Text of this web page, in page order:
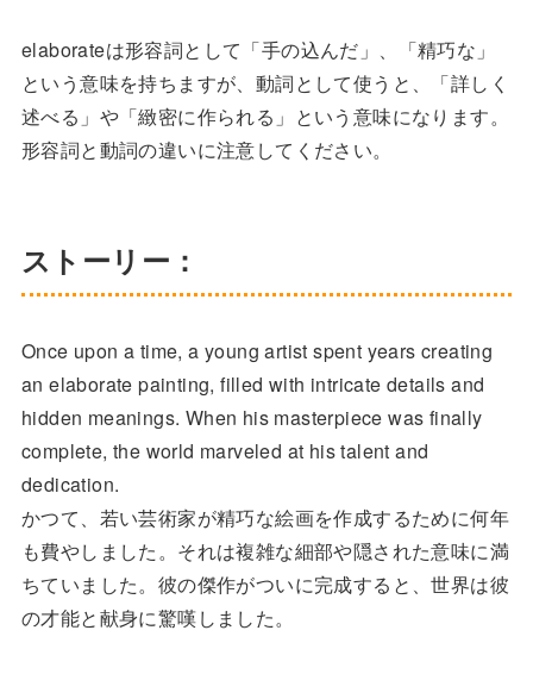
elaborateは形容詞として「手の込んだ」、「精巧な」
という意味を持ちますが、動詞として使うと、「詳しく
述べる」や「緻密に作られる」という意味になります。
形容詞と動詞の違いに注意してください。
ストーリー：
Once upon a time, a young artist spent years creating
an elaborate painting, filled with intricate details and
hidden meanings. When his masterpiece was finally
complete, the world marveled at his talent and
dedication.
かつて、若い芸術家が精巧な絵画を作成するために何年
も費やしました。それは複雑な細部や隠された意味に満
ちていました。彼の傑作がついに完成すると、世界は彼
の才能と献身に驚嘆しました。